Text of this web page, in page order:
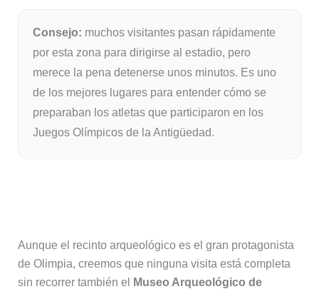
Consejo: muchos visitantes pasan rápidamente
por esta zona para dirigirse al estadio, pero
merece la pena detenerse unos minutos. Es uno
de los mejores lugares para entender cómo se
preparaban los atletas que participaron en los
Juegos Olímpicos de la Antigüedad.
Aunque el recinto arqueológico es el gran protagonista
de Olimpia, creemos que ninguna visita está completa
sin recorrer también el
Museo Arqueológico de